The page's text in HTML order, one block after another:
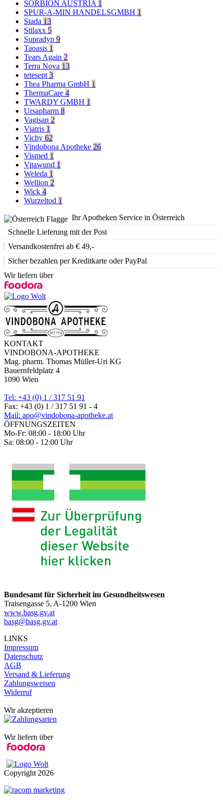
SORBION AUSTRIA 1
SPUR-A-MIN HANDELSGMBH 1
Stada 13
Stilaxx 5
Supradyn 9
Taoasis 1
Tears Again 2
Terra Nova 13
tetesept 3
Thea Pharma GmbH 1
ThermaCare 4
TWARDY GMBH 1
Ursapharm 8
Vagisan 2
Viatris 1
Vichy 62
Vindobona Apotheke 26
Vismed 1
Vitawund 1
Weleda 1
Wellion 2
Wick 4
Wurzeltod 1
Ihr Apotheken Service in Österreich
Schnelle Lieferung mit der Post
Versandkostenfrei ab € 49,-
Sicher bezahlen per Kreditkarte oder PayPal
Wir liefern über
KONTAKT
VINDOBONA-APOTHEKE
Mag. pharm. Thomas Müller-Uri KG
Bauernfeldplatz 4
1090 Wien
Tel: +43 (0) 1 / 317 51 91
Fax: +43 (0) 1 / 317 51 91 - 4
Mail: apo@vindobona-apotheke.at
ÖFFNUNGSZEITEN
Mo-Fr: 08:00 - 18:00 Uhr
Sa: 08:00 - 12:00 Uhr
Bundesamt für Sicherheit im Gesundheitswesen
Traisengasse 5, A-1200 Wien
www.basg.gv.at
basg@basg.gv.at
LINKS
Impressum
Datenschutz
AGB
Versand & Lieferung
Zahlungsweisen
Widerruf
Wir akzeptieren
Wir liefern über
Copyright 2026